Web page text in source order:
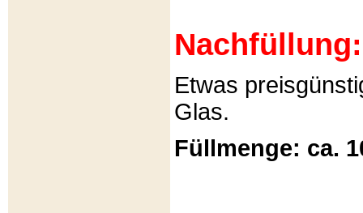
Etwas
Glas.
Füllmenge: ca.